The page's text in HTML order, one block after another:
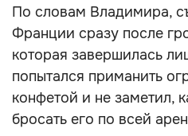
По словам Владимира,
Франции сразу после
которая завершилась
попытался приманить
конфетой и не заметил,
бросать его по всей